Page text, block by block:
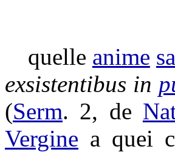
quelle anime
exsistentibus in
(Serm. 2, de
Vergine a quei